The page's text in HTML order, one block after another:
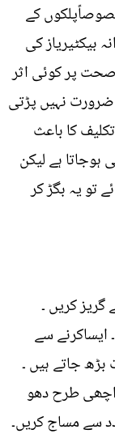
کے
بیکٹیریاز کی
پر کوئی اثر
نہیں پڑتی
کا باعث
ہوجاتا ہے لیکن
تو یہ بگڑ کر
کریں ۔
ایساکرنے سے
بڑھ جاتے ہیں ۔
اچھی طرح دھو
سے مساج کریں۔